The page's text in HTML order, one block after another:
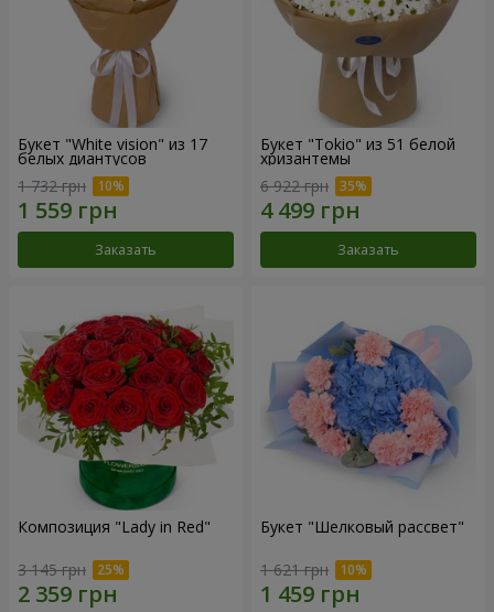
Букет "White vision" из 17
белых диантусов
1 732 грн
Заказать
Букет "Tokio" из 51 белой
хризантемы
6 922 грн
Заказать
Композиция "Lady in Red"
3 145 грн
Букет "Шелковый рассвет"
1 621 грн